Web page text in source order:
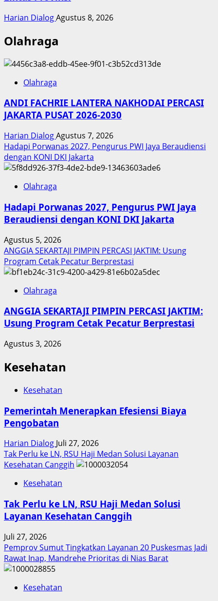
Harian DialogAgustus 8, 2026
Olahraga
Olahraga
ANDI FACHRIE LANTERA NAKHODAI PERCASI
JAKARTA PUSAT 2026-2030
Harian DialogAgustus 7, 2026
Hadapi Porwanas 2027, Pengurus PWI Jaya Beraudiensi
dengan KONI DKI Jakarta
Olahraga
Hadapi Porwanas 2027, Pengurus PWI Jaya
Beraudiensi dengan KONI DKI Jakarta
Agustus 5, 2026
ANGGIA SEKARTAJI PIMPIN PERCASI JAKTIM: Usung
Program Cetak Pecatur Berprestasi
Olahraga
ANGGIA SEKARTAJI PIMPIN PERCASI JAKTIM:
Usung Program Cetak Pecatur Berprestasi
Agustus 3, 2026
Kesehatan
Kesehatan
Pemerintah Menerapkan Efesiensi Biaya
Pengobatan
Harian Dialog Juli 27, 2026
Tak Perlu ke LN, RSU Haji Medan Solusi Layanan
Kesehatan Canggih
Kesehatan
Tak Perlu ke LN, RSU Haji Medan Solusi
Layanan Kesehatan Canggih
Juli 27, 2026
Pemprov Sumut Tingkatkan Layanan 20 Puskesmas Jadi
Rawat Inap, Mandrehe Prioritas di Nias Barat
Kesehatan